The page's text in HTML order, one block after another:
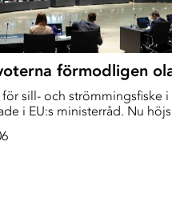
förmodligen
för sill- och strömmingsfiske i
i EU:s ministerråd. Nu
är olagligt höga.